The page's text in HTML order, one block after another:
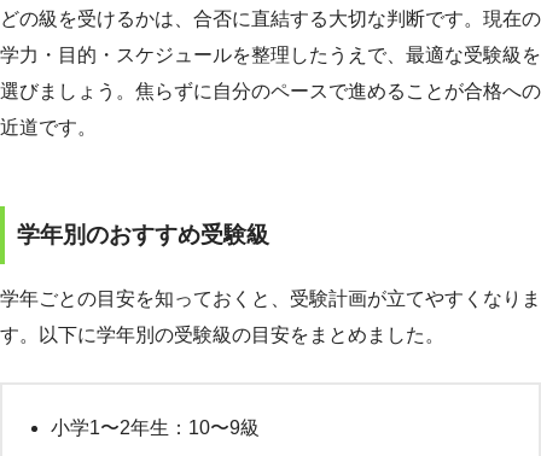
どの級を受けるかは、合否に直結する大切な判断です。現在の
学力・目的・スケジュールを整理したうえで、最適な受験級を
選びましょう。焦らずに自分のペースで進めることが合格への
近道です。
学年別のおすすめ受験級
学年ごとの目安を知っておくと、受験計画が立てやすくなりま
す。以下に学年別の受験級の目安をまとめました。
小学1〜2年生：10〜9級